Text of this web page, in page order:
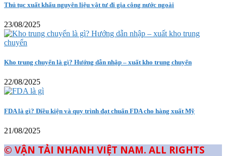
Thủ tục xuất khẩu nguyên liệu vật tư đi gia công nước ngoài
23/08/2025
Kho trung chuyển là gì? Hướng dẫn nhập – xuất kho trung chuyển
22/08/2025
FDA là gì? Điều kiện và quy trình đạt chuẩn FDA cho hàng xuất Mỹ
21/08/2025
© VẬN TẢI NHANH VIỆT NAM. ALL RIGHTS